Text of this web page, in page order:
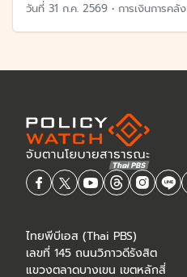
วันที่ 31 ก.ค. 2569 • การเงินการคลัง
ไทยพีบีเอส (Thai PBS)
เลขที่ 145 ถนนวิภาวดีรังสิต
แขวงตลาดบางเขน เขตหลักสี่